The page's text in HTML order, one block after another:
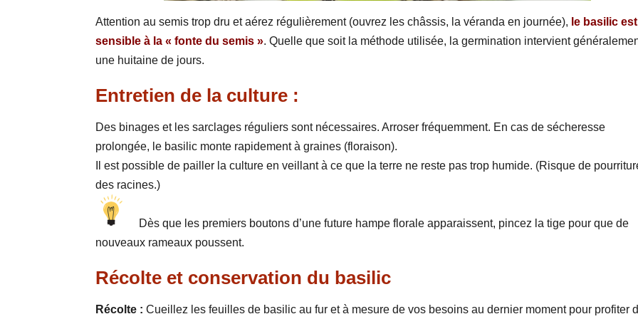
Attention au semis trop dru et aérez régulièrement (ouvrez les châssis, la véranda en journée), le basilic est
sensible à la « fonte du semis ». Quelle que soit la méthode utilisée, la germination intervient
une huitaine de jours.
Entretien de la culture :
Des binages et les sarclages réguliers sont nécessaires. Arroser fréquemment. En cas de sécheresse
prolongée, le basilic monte rapidement à graines (floraison).
Il est possible de pailler la culture en veillant à ce que la terre ne reste pas trop humide. (Risque de
des racines.)
Dès que les premiers boutons d’une future hampe florale apparaissent, pincez la tige pour que de
nouveaux rameaux poussent.
Récolte et conservation du basilic
Récolte : Cueillez les feuilles de basilic au fur et à mesure de vos besoins au dernier moment pour profiter